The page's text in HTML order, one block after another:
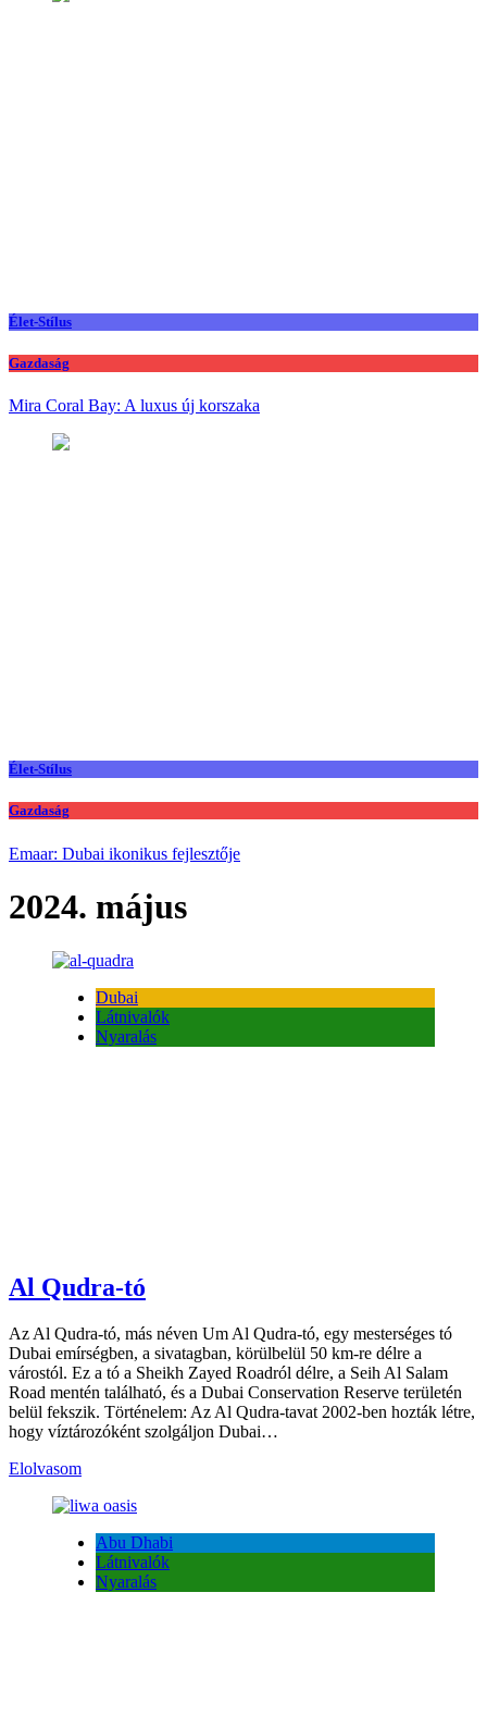
Élet-Stílus
Gazdaság
Mira Coral Bay: A luxus új korszaka
Élet-Stílus
Gazdaság
Emaar: Dubai ikonikus fejlesztője
2024. május
Dubai
Látnivalók
Nyaralás
Al Qudra-tó
Az Al Qudra-tó, más néven Um Al Qudra-tó, egy mesterséges tó
Dubai emírségben, a sivatagban, körülbelül 50 km-re délre a
várostól. Ez a tó a Sheikh Zayed Roadról délre, a Seih Al Salam
Road mentén található, és a Dubai Conservation Reserve területén
belül fekszik. Történelem: Az Al Qudra-tavat 2002-ben hozták létre,
hogy víztározóként szolgáljon Dubai…
Elolvasom
Abu Dhabi
Látnivalók
Nyaralás